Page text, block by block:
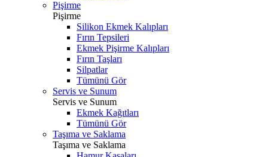
Pişirme
Pişirme
Silikon Ekmek Kalıpları
Fırın Tepsileri
Ekmek Pişirme Kalıpları
Fırın Taşları
Silpatlar
Tümünü Gör
Servis ve Sunum
Servis ve Sunum
Ekmek Kağıtları
Tümünü Gör
Taşıma ve Saklama
Taşıma ve Saklama